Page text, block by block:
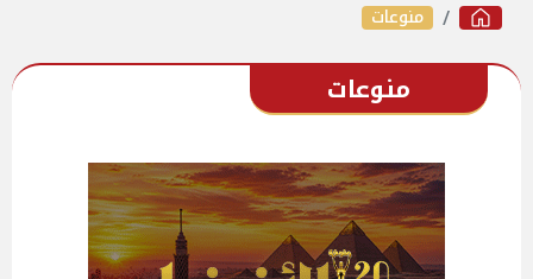
منوعات
منوعات